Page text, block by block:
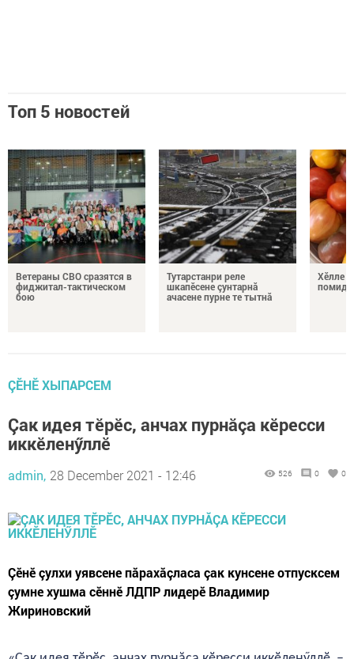
Топ 5 новостей
Ветераны СВО сразятся в
фиджитал-тактическом
бою
Тутарстанри реле
шкапӗсене çунтарнă
ачасене пурне те тытнă
Хӗлле
ÇӖНӖ ХЫПАРСЕМ
Çак идея тӗрӗс, анчах пурнăçа кӗресси
иккӗленӳллӗ
admin, 28 December 2021 - 12:46 526 0 0
Çӗнӗ çулхи уявсене пăрахăçласа çак кунсене отпусксем
çумне хушма сӗннӗ ЛДПР лидерӗ Владимир
Жириновский